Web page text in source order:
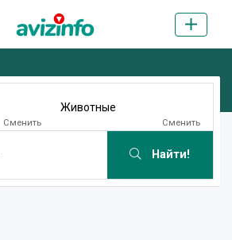
Сменить
Животные
Сменить
Найти!